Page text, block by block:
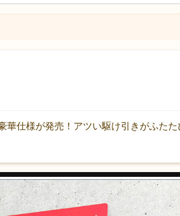
華仕様が発売！アツい駆け引きがふたた